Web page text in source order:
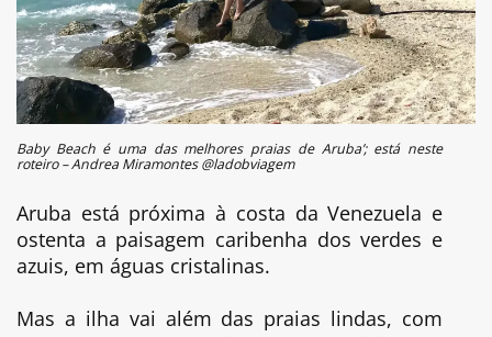
Baby Beach é uma das melhores praias de Aruba’; está neste
roteiro – Andrea Miramontes @ladobviagem
Aruba está próxima à costa da Venezuela e
ostenta a paisagem caribenha dos verdes e
azuis, em águas cristalinas.
Mas a ilha vai além das praias lindas, com